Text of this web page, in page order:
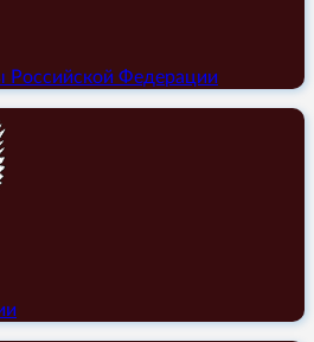
Российской Федерации